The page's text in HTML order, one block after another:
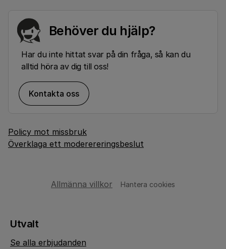
Behöver du hjälp?
Har du inte hittat svar på din fråga, så kan du
alltid höra av dig till oss!
Kontakta oss
Policy mot missbruk
Överklaga ett moderereringsbeslut
Allmänna villkor Hantera cookies
Utvalt
Se alla erbjudanden